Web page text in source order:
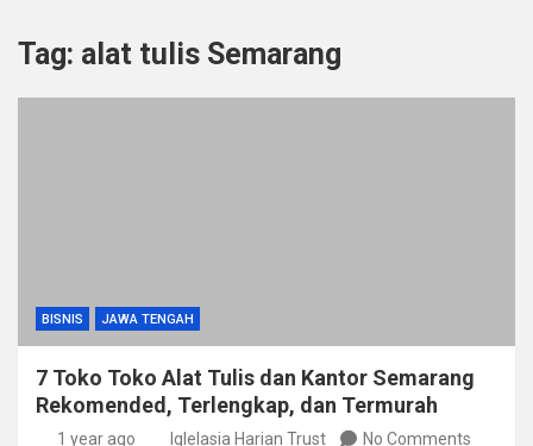
Tag: alat tulis Semarang
BISNIS JAWA TENGAH
7 Toko Toko Alat Tulis dan Kantor Semarang
Rekomended, Terlengkap, dan Termurah
1 year ago Iglelasia Harian Trust No Comments